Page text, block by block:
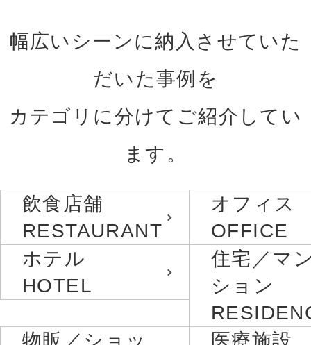
幅広いシーンに納入させていた
だいた事例を
カテゴリに分けてご紹介してい
ます。
飲食店舗
RESTAURANT
オフィス
OFFICE
ホテル
HOTEL
住宅／マ
ション
物販／ショッ
医療施設